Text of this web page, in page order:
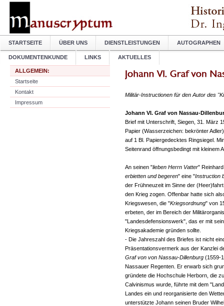
STARTSEITE ÜBER UNS DIENSTLEISTUNGEN AUTOGRAPHEN
DOKUMENTENKUNDE LINKS AKTUELLES
ALLGEMEIN:
Startseite
Kontakt
Impressum
Militär-Instructionen für den Autor des
Johann VI. Graf von Nassau-
Brief mit Unterschrift, Siegen, 31. März
Papier (Wasserzeichen: bekrönter
auf 1 Bl. Papiergedecktes Ringsiegel.
Seitenrand öffnungsbedingt mit kleinem
An seinen "lieben Herrn Vatter"
erbietten und begeren" eine "Instruction
der Frühneuzeit im Sinne der
den Krieg zogen. Offenbar hatte sich
Kriegswesen, die "Kriegsordnung" von
erbeten, der im Bereich der
"Landesdefensionswerk", das er mit
Kriegsakademie gründen sollte.
- Die Jahreszahl des Briefes ist nicht
Präsentationsvermerk aus der Kanzlei
Graf von von Nassau-Dillenburg (1559-
Nassauer Regenten. Er erwarb sich
gründete die Hochschule Herborn, die
Calvinismus wurde, führte mit dem
Landes ein und reorganisierte den
unterstützte Johann seinen Bruder